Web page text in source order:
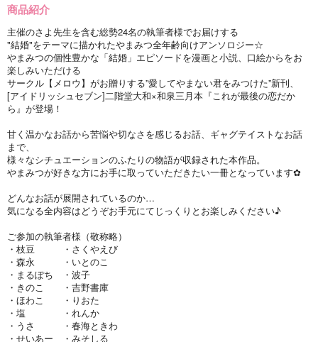
商品紹介
主催のさよ先生を含む総勢24名の執筆者様でお届けする
"結婚"をテーマに描かれたやまみつ全年齢向けアンソロジー☆
やまみつの個性豊かな「結婚」エピソードを漫画と小説、口絵からをお
楽しみいただける
サークル【メロウ】がお贈りする”愛してやまない君をみつけた”新刊、
[アイドリッシュセブン]二階堂大和×和泉三月本『これが最後の恋だか
ら』が登場！
甘く温かなお話から苦悩や切なさを感じるお話、ギャグテイストなお話
まで、
様々なシチュエーションのふたりの物語が収録された本作品。
やまみつが好きな方にお手に取っていただきたい一冊となっています✿
どんなお話が展開されているのか…
気になる全内容はどうぞお手元にてじっくりとお楽しみください♪
ご参加の執筆者様（敬称略）
・枝豆 ・さくやえび
・森永 ・いとのこ
・まるぽち ・波子
・きのこ ・吉野書庫
・ほわこ ・りおた
・塩 ・れんか
・うさ ・春海ときわ
・せいあー ・みそしる